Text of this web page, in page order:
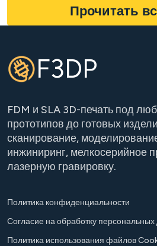
Прочитать
F3DP
FDM и SLA 3D-печать под
прототипов до готовых
сканирование,
инжиниринг, мелкосерийное
лазерную гравировку.
Политика конфиденциальности
Согласие на обработку
Политика использования файлов